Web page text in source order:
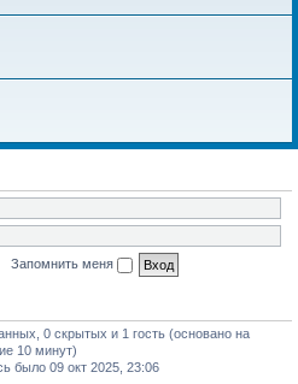
Запомнить меня
0 скрытых и 1 гость (основано на
10 минут)
было 09 окт 2025, 23:06